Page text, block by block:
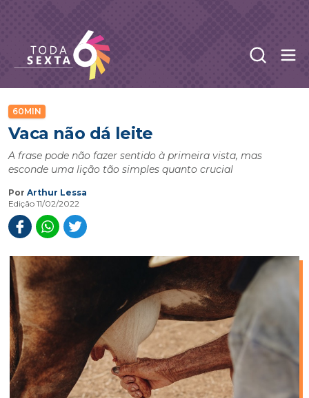
Toda Sexta - 4oito
60MIN
Vaca não dá leite
A frase pode não fazer sentido à primeira vista, mas
esconde uma lição tão simples quanto crucial
Por Arthur Lessa
Edição 11/02/2022